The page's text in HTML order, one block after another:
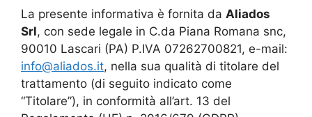
La presente informativa è fornita da Aliados
Srl, con sede legale in C.da Piana Romana snc,
90010 Lascari (PA) P.IVA 07262700821, e-mail:
info@aliados.it, nella sua qualità di titolare del
trattamento (di seguito indicato come
“Titolare”), in conformità all’art. 13 del